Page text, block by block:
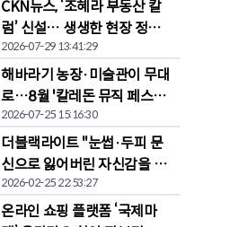
CKN뉴스, ‘조혜라 부동산 칼
럼’ 신설… 생생한 현장 정보
공유
2026-07-29 13:41:29
해바라기 농장·미술관이 무대
로…8월 '칼레돈 뮤직 페스티
벌' 개막
2026-07-25 15:16:30
더블랙라이트 "눈썹·두피 문
신으로 잃어버린 자신감을 되
찾다"
2026-02-25 22:53:27
온라인 쇼핑 플랫폼 ‘국제마